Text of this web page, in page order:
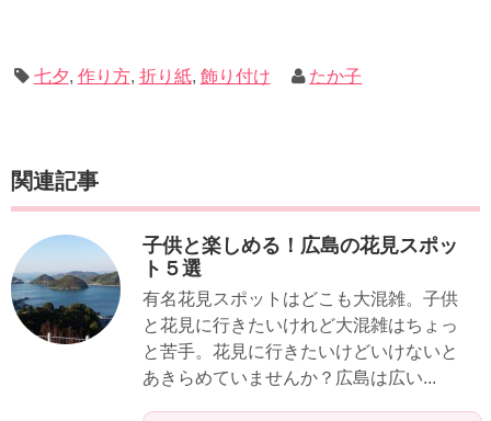
七夕, 作り方, 折り紙, 飾り付け たか子
関連記事
子供と楽しめる！広島の花見スポッ
ト５選
有名花見スポットはどこも大混雑。子供
と花見に行きたいけれど大混雑はちょっ
と苦手。花見に行きたいけどいけないと
あきらめていませんか？広島は広い...